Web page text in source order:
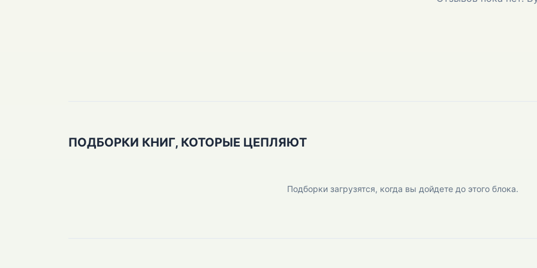
ПОДБОРКИ КНИГ, КОТОРЫЕ ЦЕПЛЯЮТ
Подборки загрузятся, когда вы дойдете до этого блока.